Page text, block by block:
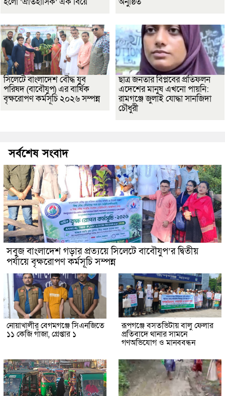
সিলেটে বাংলাদেশ বৌদ্ধ যুব
পরিষদ (বাবৌযুপ) এর বার্ষিক
বৃক্ষরোপণ কর্মসূচি ২০২৬ সম্পন্ন
ছাত্র জনতার বিপ্লবের প্রতিফলন
এদেশের মানুষ এখনো পায়নি:
রামগঞ্জে জুলাই যোদ্ধা সানজিদা
চৌধুরী
সর্বশেষ সংবাদ
সবুজ বাংলাদেশ গড়ার প্রত্যয়ে সিলেটে বাবৌযুপ’র দ্বিতীয়
পর্যায়ে বৃক্ষরোপণ কর্মসূচি সম্পন্ন
নোয়াখালীর বেগমগঞ্জে সিএনজিতে
১১ কেজি গাঁজা, গ্রেপ্তার ১
রূপগঞ্জে বসতভিটায় বালু ফেলার
প্রতিবাদে থানার সামনে
গণঅভিযোগ ও মানববন্ধন